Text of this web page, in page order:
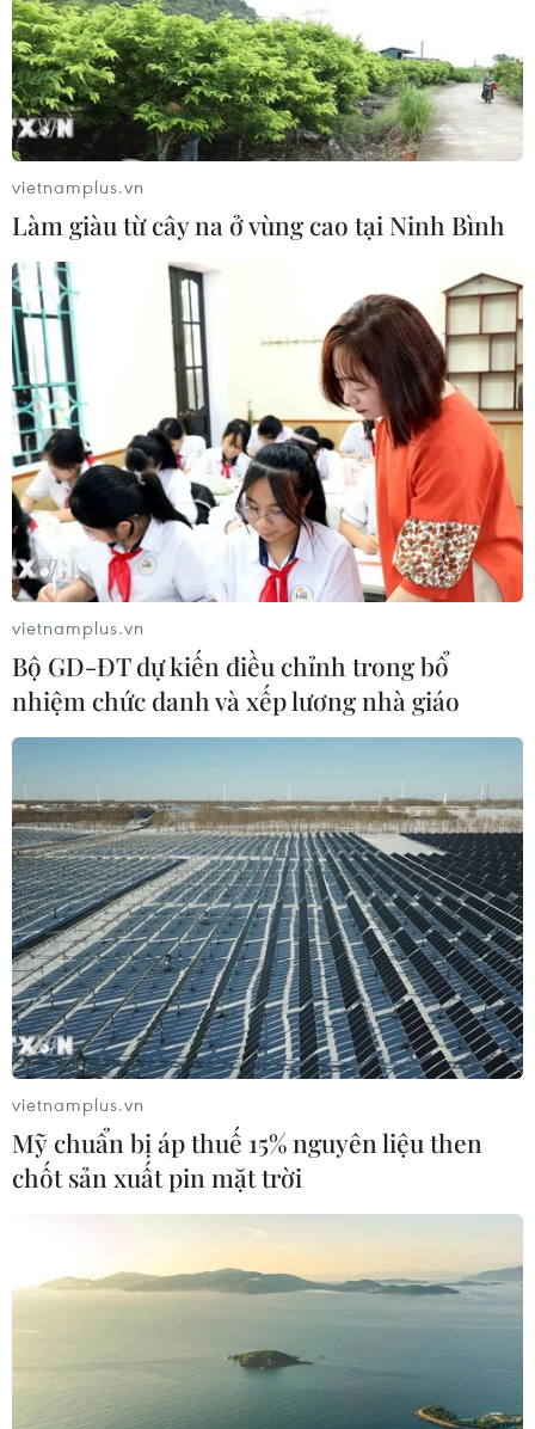
bị trì hoãn
13/05/2020 14:38
Trợ lý và cũng là con rể của Tổng thống Mỹ Donald
Trump, Jared Kushner, cho biết ông không thể đảm bảo
cuộc bầu cử Tổng thống nước này sẽ diễn ra đúng như
dự kiến vào tháng 11 tới.
Ông Joe Biden dẫn trước Tổng thống
Trump tại 3 bang "chiến địa"
19/05/2020 22:40
Joe Biden hiện dẫn trước Tổng thống Mỹ Donald Trump
của đảng Cộng hòa tại ba bang chiến địa quan trọng,
gồm Arizona, Florida và Virginia.
vietnamplus.vn
Làm giàu từ cây na ở vùng cao tại Ninh Bình
vietnamplus.vn
Bộ GD-ĐT dự kiến điều chỉnh trong bổ
nhiệm chức danh và xếp lương nhà giáo
vietnamplus.vn
Mỹ chuẩn bị áp thuế 15% nguyên liệu then
chốt sản xuất pin mặt trời